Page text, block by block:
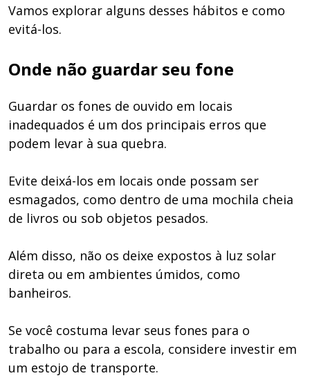
Vamos explorar alguns desses hábitos e como
evitá-los.
Onde não guardar seu fone
Guardar os fones de ouvido em locais
inadequados é um dos principais erros que
podem levar à sua quebra.
Evite deixá-los em locais onde possam ser
esmagados, como dentro de uma mochila cheia
de livros ou sob objetos pesados.
Além disso, não os deixe expostos à luz solar
direta ou em ambientes úmidos, como
banheiros.
Se você costuma levar seus fones para o
trabalho ou para a escola, considere investir em
um estojo de transporte.